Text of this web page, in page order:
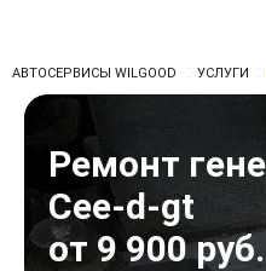
АВТОСЕРВИСЫ WILGOOD УСЛУГИ
Ремонт
Cee-d-gt
от 9 900 руб.